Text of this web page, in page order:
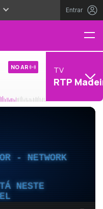
Entrar
NO AR TV
RTP
- NETWORK
NESTE